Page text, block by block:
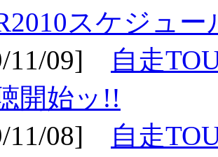
スケジュー
11/09]
自走
開始ッ!!
11/08]
自走